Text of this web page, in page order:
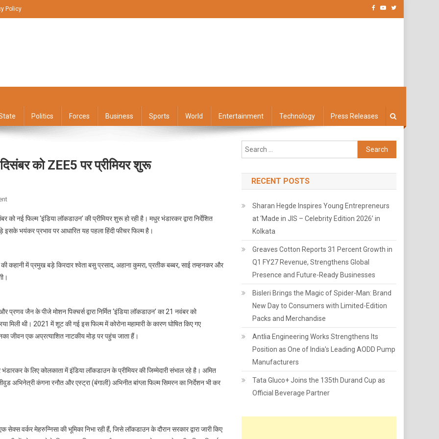
Policy
Politics Forces Business Sports World Entertainment Technology Press Releases
को ZEE5 पर प्रीमियर शुरू
On
भंडारकर
की
2
पर
प्रीमियर
शुरू
नई फिल्म ‘इंडिया लॉकडाउन’ की प्रीमियर शुरू हो रही है। मधुर भंडारकर द्वारा निर्देशित
इसके भयंकर प्रभाव पर आधारित यह पहला हिंदी फीचर फिल्म है।
कहानी में प्रमुख बड़े किरदार श्वेता बसु प्रसाद, अहाना कुमरा, प्रतीक बब्बर, साई तम्हनकर और
जैन के पीजे मोशन पिक्चर्स द्वारा निर्मित ‘इंडिया लॉकडाउन’ का 21 नवंबर को
थी। 2021 में शूट की गई इस फिल्म में कोरोना महामारी के कारण घोषित किए गए
जीवन एक अप्रत्याशित नाटकीय मोड़ पर पहुंच जाता हैं।
के लिए कोलकाता में इंडिया लॉकडाउन के प्रीमियर की जिम्मेदारी संभाल रहे है। अमित
कंगना रनौत और एस्ट्रा (बंगाली) अभिनीत बांग्ला फिल्म सिमरन का निर्देशन भी कर
वर्कर मेहरुन्निसा की भूमिका निभा रही हैं, जिसे लॉकडाउन के दौरान सरकार द्वारा जारी किए
Search
for:
RECENT POSTS
Sharan Hegde Inspires Young Entrepreneurs
at ‘Made in JIS – Celebrity Edition 2026’ in
Kolkata
Greaves Cotton Reports 31 Percent Growth in
Q1 FY27 Revenue, Strengthens Global
Presence and Future-Ready Businesses
Bisleri Brings the Magic of Spider-Man: Brand
New Day to Consumers with Limited-Edition
Packs and Merchandise
Antlia Engineering Works Strengthens Its
Position as One of India's Leading AODD Pump
Manufacturers
Tata Gluco+ Joins the 135th Durand Cup as
Official Beverage Partner